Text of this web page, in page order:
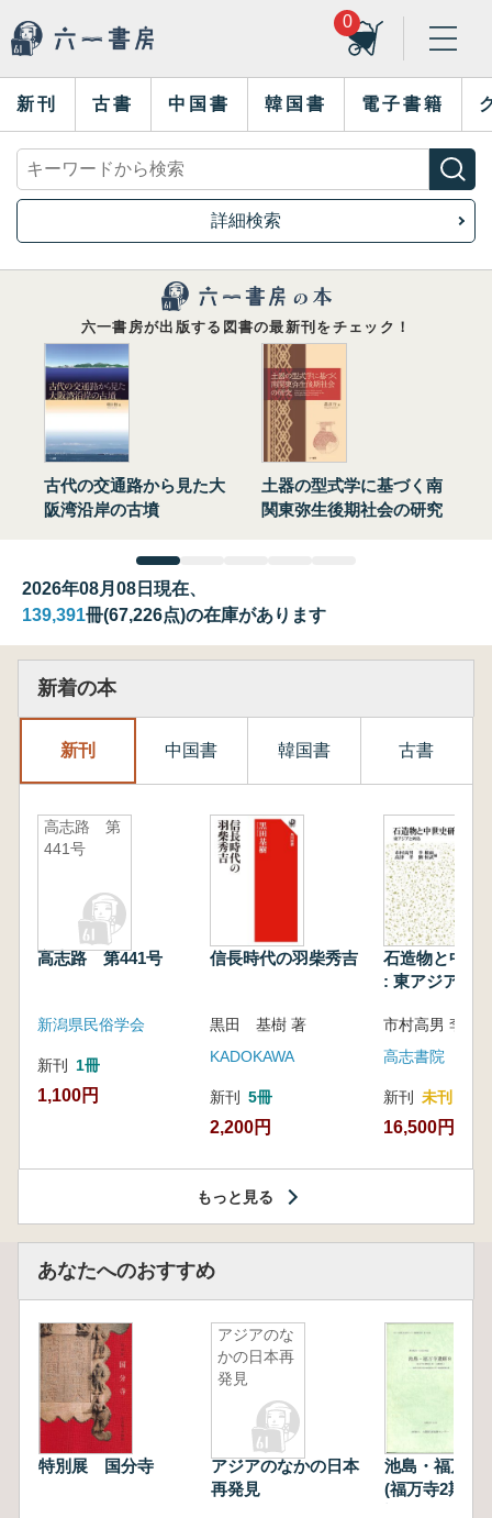
0
新刊 古書 中国書 韓国書 電子書籍
詳細検索
六一書房が出版する図書の最新刊をチェック！
古代の交通路から見た大
阪湾沿岸の古墳
土器の型式学に基づく南
関東弥生後期社会の研究
2026年08月08日現在、
139,391冊(67,226点)の在庫があります
新着の本
新刊 中国書 韓国書 古書
高志路 第
441号
高志路 第441号
新潟県民俗学会
新刊 1冊
1,100円
信長時代の羽柴秀吉
黒田 基樹 著
KADOKAWA
新刊 5冊
2,200円
石造物と中世
: 東アジアと
高志書院
新刊 未刊
16,500円
もっと見る
あなたへのおすすめ
特別展 国分寺
アジアのな
かの日本再
発見
アジアのなかの日本
再発見
池島・福万
(福万寺2期地